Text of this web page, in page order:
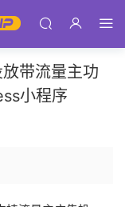
带流量主功
小程序